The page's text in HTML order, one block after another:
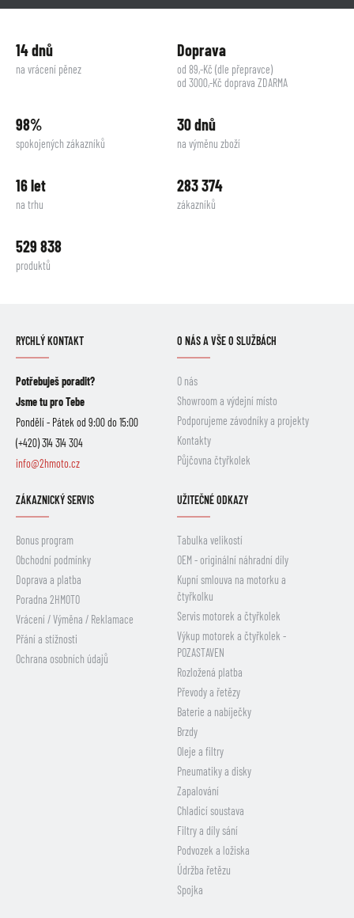
14 dnů
na vrácení pěnez
Doprava
od 89,-Kč (dle přepravce)
od 3000,-Kč doprava ZDARMA
98%
spokojených zákazníků
30 dnů
na výměnu zboží
16 let
na trhu
283 374
zákazníků
529 838
produktů
RYCHLÝ KONTAKT
Potřebuješ poradit?
Jsme tu pro Tebe
Pondělí - Pátek od 9:00 do 15:00
(+420) 314 314 304
info@2hmoto.cz
O NÁS A VŠE O SLUŽBÁCH
O nás
Showroom a výdejní místo
Podporujeme závodníky a projekty
Kontakty
Půjčovna čtyřkolek
ZÁKAZNICKÝ SERVIS
Bonus program
Obchodní podmínky
Doprava a platba
Poradna 2HMOTO
Vrácení / Výměna / Reklamace
Přání a stížnosti
Ochrana osobních údajů
UŽITEČNÉ ODKAZY
Tabulka velikostí
OEM - originální náhradní díly
Kupní smlouva na motorku a
čtyřkolku
Servis motorek a čtyřkolek
Výkup motorek a čtyřkolek -
POZASTAVEN
Rozložená platba
Převody a řetězy
Baterie a nabíječky
Brzdy
Oleje a filtry
Pneumatiky a disky
Zapalování
Chladicí soustava
Filtry a díly sání
Podvozek a ložiska
Údržba řetězu
Spojka